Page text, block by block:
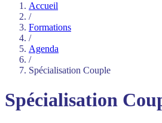
Accueil
/
Formations
/
Agenda
/
Spécialisation Couple
Spécialisation